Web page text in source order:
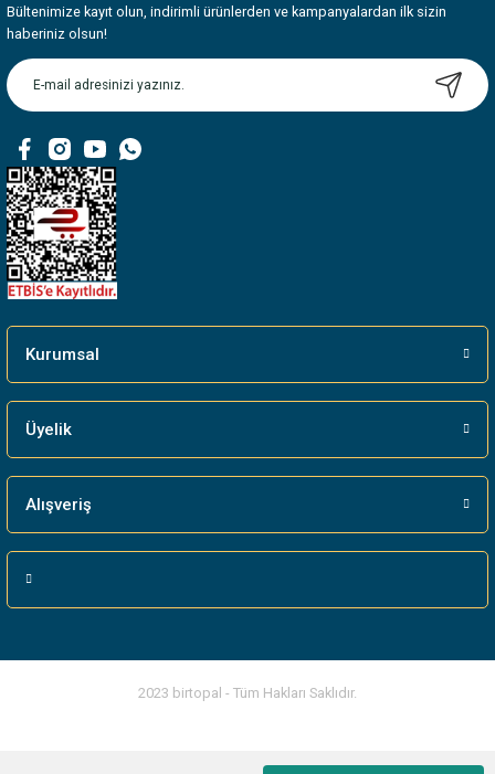
Ürün resmi kalitesiz, bozuk veya görüntülenemiyor.
Ürün açıklamasında eksik bilgiler bulunuyor.
Ürün bilgilerinde hatalar bulunuyor.
Bu ürüne benzer farklı alternatifler olmalı.
Bültenimize kayıt olun, indirimli ürünlerden ve kampanyalardan ilk sizin
haberiniz olsun!
Kurumsal
Üyelik
Alışveriş
2023 birtopal - Tüm Hakları Saklıdır.